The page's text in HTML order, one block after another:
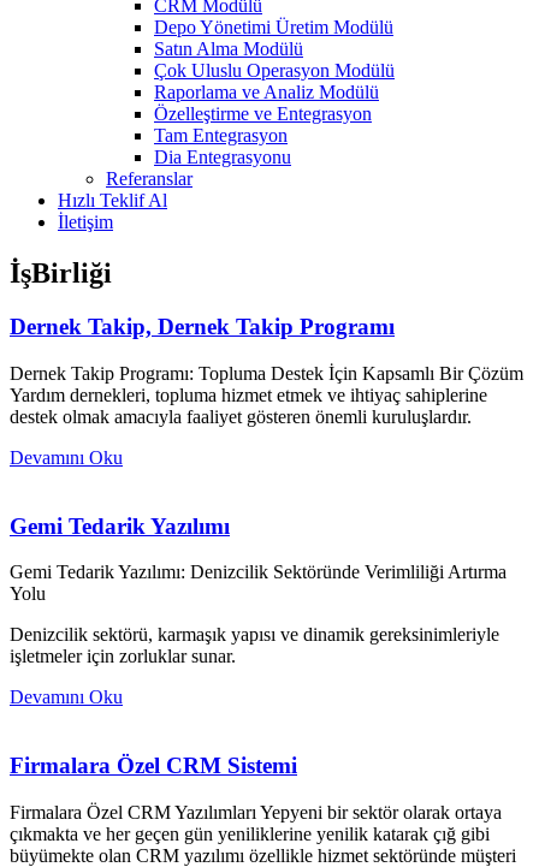
CRM Modülü
Depo Yönetimi Üretim Modülü
Satın Alma Modülü
Çok Uluslu Operasyon Modülü
Raporlama ve Analiz Modülü
Özelleştirme ve Entegrasyon
Tam Entegrasyon
Dia Entegrasyonu
Referanslar
Hızlı Teklif Al
İletişim
İşBirliği
Dernek Takip, Dernek Takip Programı
Dernek Takip Programı: Topluma Destek İçin Kapsamlı Bir Çözüm
Yardım dernekleri, topluma hizmet etmek ve ihtiyaç sahiplerine
destek olmak amacıyla faaliyet gösteren önemli kuruluşlardır.
Devamını Oku
Gemi Tedarik Yazılımı
Gemi Tedarik Yazılımı: Denizcilik Sektöründe Verimliliği Artırma
Yolu
Denizcilik sektörü, karmaşık yapısı ve dinamik gereksinimleriyle
işletmeler için zorluklar sunar.
Devamını Oku
Firmalara Özel CRM Sistemi
Firmalara Özel CRM Yazılımları Yepyeni bir sektör olarak ortaya
çıkmakta ve her geçen gün yeniliklerine yenilik katarak çığ gibi
büyümekte olan CRM yazılımı özellikle hizmet sektöründe müşteri